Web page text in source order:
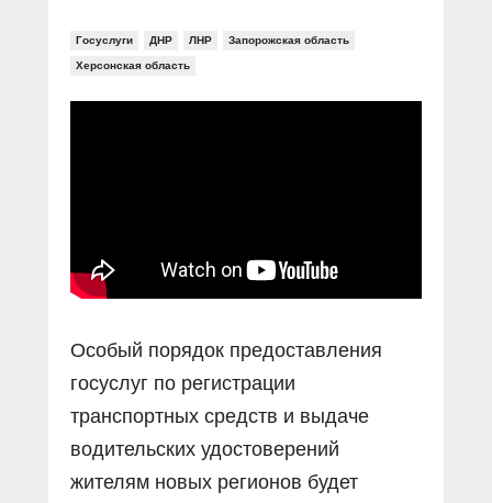
Госуслуги ДНР ЛНР Запорожская область
Херсонская область
Особый порядок предоставления
госуслуг по регистрации
транспортных средств и выдаче
водительских удостоверений
жителям новых регионов будет